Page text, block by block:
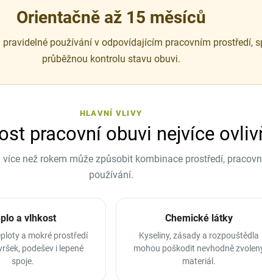
Orientačně až 15 měsíců
používání v odpovídajícím pracovním prostředí,
průběžnou kontrolu stavu obuvi.
HLAVNÍ VLIVY
pracovní obuvi nejvíce
než rokem může způsobit kombinace prostředí,
používání.
a vlhkost
a mokré prostředí
podešev i lepené
spoje.
Chemické látky
Kyseliny, zásady a rozpouštědla
mohou poškodit nevhodně
materiál.